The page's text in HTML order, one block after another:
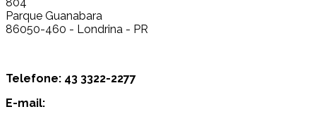
804
Parque Guanabara
86050-460 - Londrina - PR
Telefone: 43 3322-2277
E-mail: